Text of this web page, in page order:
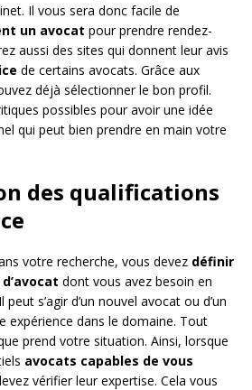
Il vous sera donc facile de
un avocat pour prendre rendez-
aussi des sites qui donnent leur avis
de certains avocats. Grâce aux
déjà sélectionner le bon profil.
possibles pour avoir une idée
qui peut bien prendre en main votre
des qualifications
votre recherche, vous devez définir
d’avocat dont vous avez besoin en
peut s’agir d’un nouvel avocat ou d’un
expérience dans le domaine. Tout
prend votre situation. Ainsi, lorsque
avocats capables de vous
vérifier leur expertise. Cela vous